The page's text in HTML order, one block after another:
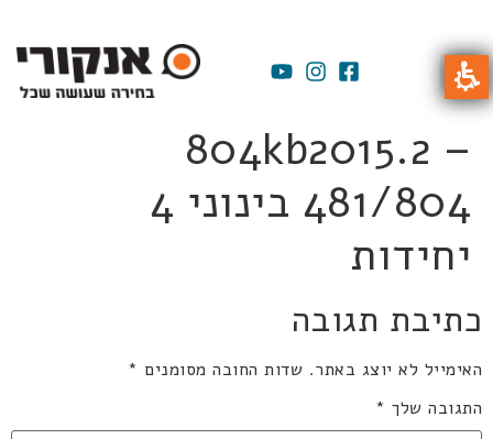
804kb2015.2 –
481/804 בינוני 4
יחידות
כתיבת תגובה
האימייל לא יוצג באתר. שדות החובה מסומנים *
התגובה שלך *